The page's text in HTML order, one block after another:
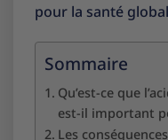
pour la santé
Sommaire
Qu’est-ce que
est-il important
Les